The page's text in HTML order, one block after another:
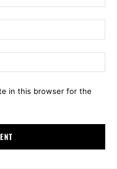
in this browser for the